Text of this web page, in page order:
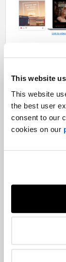
This website
This website
the best user
consent to our
cookies on our
Quill Award of
Defence